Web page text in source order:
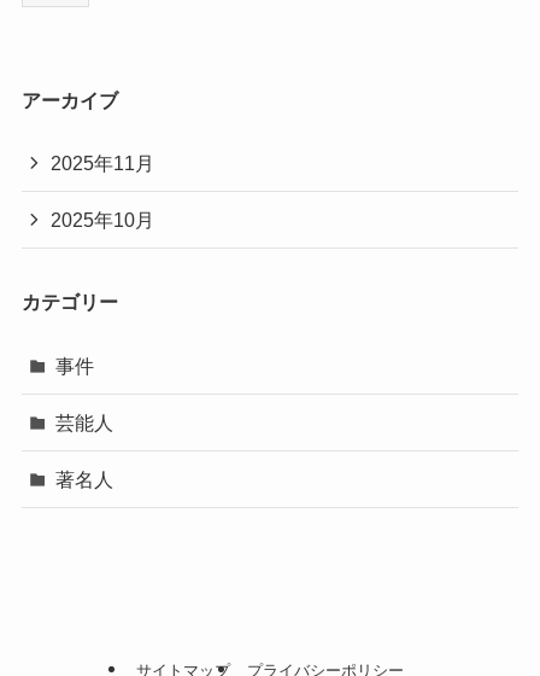
アーカイブ
2025年11月
2025年10月
カテゴリー
事件
芸能人
著名人
サイトマップ プライバシーポリシー